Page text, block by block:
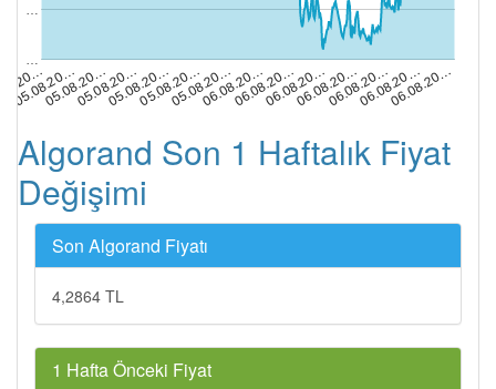
05.08.20…
05.08.20…05.08.20…05.08.20…05.08.20…05.08.20…06.08.20…06.08.20…06.08.20…06.08.20…06.08.20…06.08.20…
06.08.20…
…
Algorand Son 1 Haftalık Fiyat
Değişimi
Son Algorand Fiyatı
4,2864 TL
1 Hafta Önceki Fiyat